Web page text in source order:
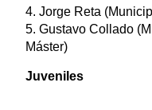
4. Jorge Reta
5. Gustavo Collado
Máster)
Juveniles